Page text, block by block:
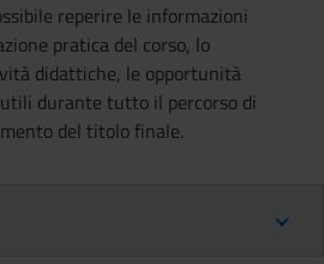
reperire le informazioni
pratica del corso, lo
didattiche, le opportunità
durante tutto il percorso di
del titolo finale.